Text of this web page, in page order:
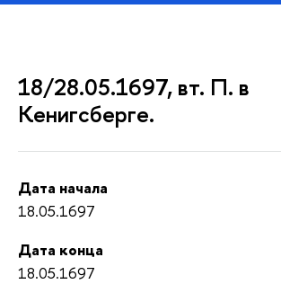
18/28.05.1697, вт. П. в
Кенигсберге.
Дата начала
18.05.1697
Дата конца
18.05.1697